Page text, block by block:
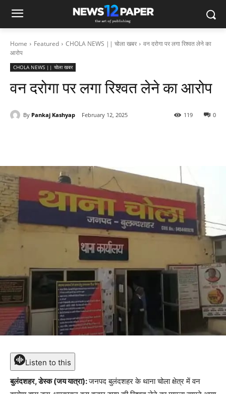
Home Featured CHOLA NEWS || चोला खबर
वन दरोगा पर लगा रिश्वत लेने का
आरोप
CHOLA NEWS || चोला खबर
वन दरोगा पर लगा रिश्वत लेने का आरोप
By Pankaj Kashyap February 12, 2025 0
119
Listen to this
बुलंदशहर, डेस्क (जय यात्रा):जनपद बुलंदशहर के थाना चोला क्षेत्र में वन